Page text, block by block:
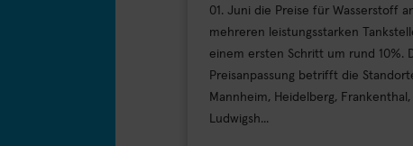
01. Juni die Preise für Wasserstoff
mehreren leistungsstarken
einem ersten Schritt um rund 10%.
Preisanpassung betrifft die
Mannheim, Heidelberg, Frankenthal,
Ludwigsh...